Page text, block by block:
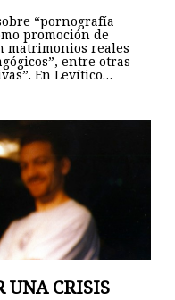
“pornografía
promoción de
matrimonios reales
entre otras
En Levítico…
UNA CRISIS